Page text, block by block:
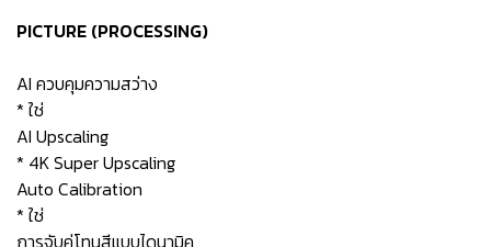
PICTURE (PROCESSING)
AI ควบคุมความสว่าง
* ใช่
AI Upscaling
* 4K Super Upscaling
Auto Calibration
* ใช่
การจับคู่โทนสีแบบไดนามิค